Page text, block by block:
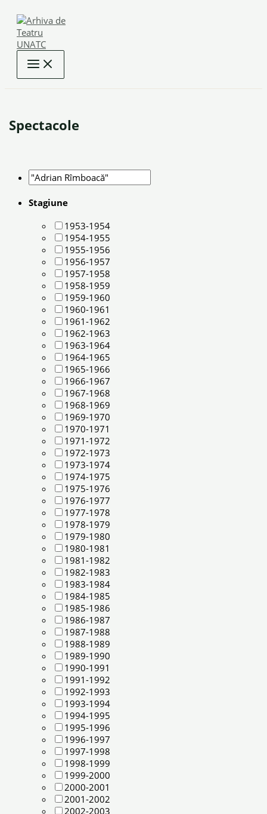
content
Spectacole
Stagiune
1953-1954
1954-1955
1955-1956
1956-1957
1957-1958
1958-1959
1959-1960
1960-1961
1961-1962
1962-1963
1963-1964
1964-1965
1965-1966
1966-1967
1967-1968
1968-1969
1969-1970
1970-1971
1971-1972
1972-1973
1973-1974
1974-1975
1975-1976
1976-1977
1977-1978
1978-1979
1979-1980
1980-1981
1981-1982
1982-1983
1983-1984
1984-1985
1985-1986
1986-1987
1987-1988
1988-1989
1989-1990
1990-1991
1991-1992
1992-1993
1993-1994
1994-1995
1995-1996
1996-1997
1997-1998
1998-1999
1999-2000
2000-2001
2001-2002
2002-2003